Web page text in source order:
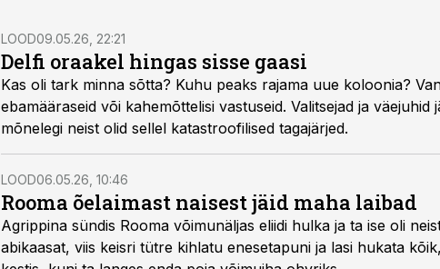
LOOD09.05.26, 22:21
Delfi oraakel hingas sisse gaasi
Kas oli tark minna sõtta? Kuhu peaks rajama uue koloonia?
ebamääraseid või kahemõttelisi vastuseid. Valitsejad ja
mõnelegi neist olid sellel katastroofilised tagajärjed.
LOOD06.05.26, 10:46
Rooma õelaimast naisest jäid maha laibad
Agrippina sündis Rooma võimunäljas eliidi hulka ja ta ise oli
abikaasat, viis keisri tütre kihlatu enesetapuni ja lasi hukata